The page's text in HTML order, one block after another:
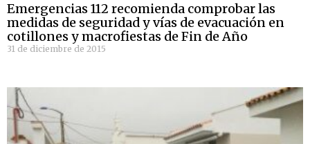
Emergencias 112 recomienda comprobar las
medidas de seguridad y vías de evacuación en
cotillones y macrofiestas de Fin de Año
31 de diciembre de 2015